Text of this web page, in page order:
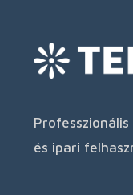
és ipari